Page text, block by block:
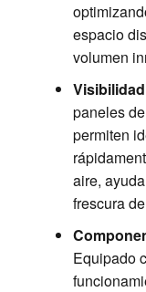
espacio
volumen
paneles
permiten
aire,
frescura
Equipado